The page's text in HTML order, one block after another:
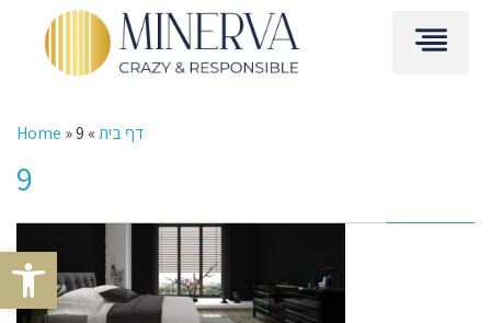
Open toolbar
Home » דף בית»
9
9